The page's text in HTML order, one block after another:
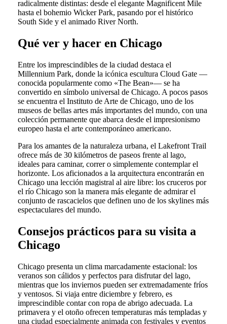
radicalmente distintas: desde el elegante Magnificent Mile
hasta el bohemio Wicker Park, pasando por el histórico
South Side y el animado River North.
Qué ver y hacer en Chicago
Entre los imprescindibles de la ciudad destaca el
Millennium Park, donde la icónica escultura Cloud Gate —
conocida popularmente como «The Bean»— se ha
convertido en símbolo universal de Chicago. A pocos pasos
se encuentra el Instituto de Arte de Chicago, uno de los
museos de bellas artes más importantes del mundo, con una
colección permanente que abarca desde el impresionismo
europeo hasta el arte contemporáneo americano.
Para los amantes de la naturaleza urbana, el Lakefront Trail
ofrece más de 30 kilómetros de paseos frente al lago,
ideales para caminar, correr o simplemente contemplar el
horizonte. Los aficionados a la arquitectura encontrarán en
Chicago una lección magistral al aire libre: los cruceros por
el río Chicago son la manera más elegante de admirar el
conjunto de rascacielos que definen uno de los skylines más
espectaculares del mundo.
Consejos prácticos para su visita a
Chicago
Chicago presenta un clima marcadamente estacional: los
veranos son cálidos y perfectos para disfrutar del lago,
mientras que los inviernos pueden ser extremadamente fríos
y ventosos. Si viaja entre diciembre y febrero, es
imprescindible contar con ropa de abrigo adecuada. La
primavera y el otoño ofrecen temperaturas más templadas y
una ciudad especialmente animada con festivales y eventos